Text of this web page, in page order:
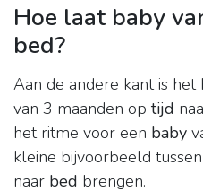
Hoe laat baby
bed?
Aan de andere kant is
van 3 maanden op tijd
het ritme voor een baby
kleine bijvoorbeeld
naar bed brengen.